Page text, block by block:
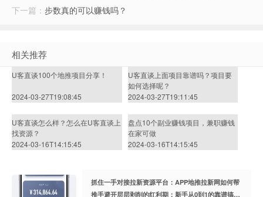
下一篇： 步数真的可以赚钱吗？
相关推荐
U客直谈100个地推项目分享！
2024-03-27T19:08:45
U客直谈上面项目靠谱吗？项目要
如何选择呢？
2024-03-27T19:11:45
U客直谈怎么样？怎么在U客直谈上
找资源？
2024-03-16T14:15:45
盘点10个副业赚钱项目，兼职赚钱
在家可做
2024-03-16T14:15:45
抓住一手对接拉新资源平台：APP地推拉新网如何帮
推手避开层层剥削的红利期：新手从0到1的靠谱搞钱